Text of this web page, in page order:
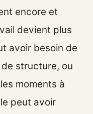
encore et
devient plus
avoir besoin de
structure, ou
moments à
peut avoir